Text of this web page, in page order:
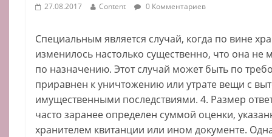
27.08.2017 Content 0 Комментариев
Специальным является случай, когда по вине
изменилось настолько существенно, что она не
по назначению. Этот случай может быть по
приравнен к уничтожению или утрате вещи с
имущественными последствиями. 4. Размер
часто заранее определен суммой оценки,
хранителем квитанции или ином документе.